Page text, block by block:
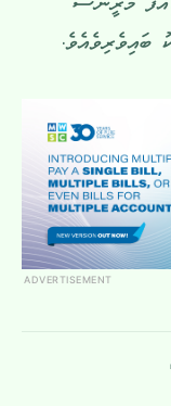
މެރީންސް
ADVERTISEMENT